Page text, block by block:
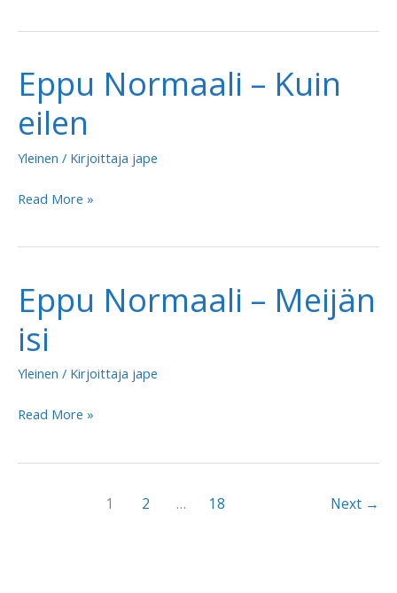
–
E.
Horny
Eppu Normaali – Kuin
eilen
Yleinen / Kirjoittaja jape
Eppu
–
eilen
Read More »
Eppu Normaali – Meijän
isi
Yleinen / Kirjoittaja jape
Eppu
–
Read More »
1 2 … 18 Next →